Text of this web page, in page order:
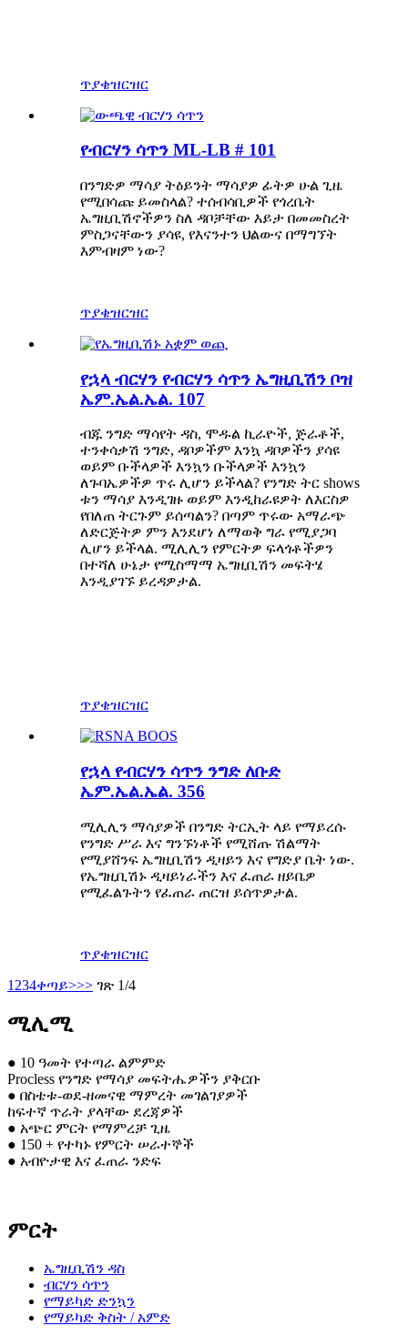
ጥያቄዝርዝር
የብርሃን ሳጥን ML-LB # 101
በንግድዎ ማሳያ ትዕይንት ማሳያዎ ፊትዎ ሁል ጊዜ
የሚበሳጩ ይመስላል? ተሰብሳቢዎች የጎረቤት
ኤግዚቢሽኖችዎን ስለ ዳቦቻቸው እይታ በመመስረት
ምስጋናቸውን ያሳዩ, የእናንተን ህልውና በማግኘት
እምብዛም ነው?
ጥያቄዝርዝር
የኋላ ብርሃን የብርሃን ሳጥን ኤግዚቢሽን ቦዝ
ኤም.ኤል.ኤል. 107
ብጁ ንግድ ማሳየት ዳስ, ሞዱል ኪራዮች, ጅራቶች,
ተንቀሳቃሽ ንግድ, ዳቦዎችም እንኳ ዳቦዎችን ያሳዩ
ወይም ቡችላዎች እንኳን ቡችላዎች እንኳን
ለጉባኤዎችዎ ጥሩ ሊሆን ይችላል? የንግድ ትር shows
ቱን ማሳያ እንዲገዙ ወይም እንዲከራዩዎት ለእርስዎ
የበለጠ ትርጉም ይሰጣልን? በጣም ጥሩው አማራጭ
ለድርጅትዎ ምን እንደሆነ ለማወቅ ግራ የሚያጋባ
ሊሆን ይችላል. ሚሊሊን የምርትዎ ፍላጎቶችዎን
በተሻለ ሁኔታ የሚስማማ ኤግዚቢሽን መፍትሄ
እንዲያገኙ ይረዳዎታል.
ጥያቄዝርዝር
የኋላ የብርሃን ሳጥን ንግድ ለቡድ
ኤም.ኤል.ኤል. 356
ሚሊሊን ማሳያዎች በንግድ ትርኢት ላይ የማይረሱ
የንግድ ሥራ እና ግንኙነቶች የሚሸጡ ሽልማት
የሚያሸንፍ ኤግዚቢሽን ዲዛይን እና የግድያ ቤት ነው.
የኤግዚቢሽኑ ዲዛይነራችን እና ፈጠራ ዘይቤዎ
የሚፈልጉትን የፈጠራ ጠርዝ ይሰጥዎታል.
ጥያቄዝርዝር
1 234ቀጣይ>>> ገጽ 1/4
ሚሊሚ
● 10 ዓመት የተጣራ ልምምድ
Procless የንግድ የማሳያ መፍትሔዎችን ያቅርቡ
● በስቴቱ-ወደ-ዘመናዊ ማምረት መገልገያዎች
ከፍተኛ ጥራት ያላቸው ደረጃዎች
● አጭር ምርት የማምረቻ ጊዜ
● 150 + የተካኑ የምርት ሠራተኞች
● አብዮታዊ እና ፈጠራ ንድፍ
ምርት
ኤግዚቢሽን ዳስ
ብርሃን ሳጥን
የማይካድ ድንኳን
የማይካድ ቅስት / አምድ